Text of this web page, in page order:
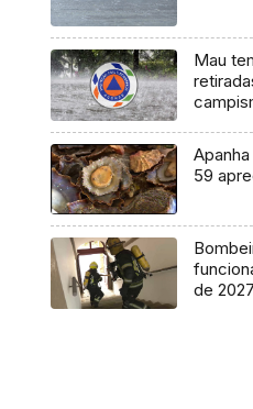
Mau
59
de 2027